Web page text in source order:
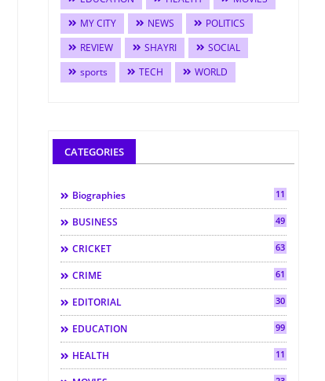
MY CITY
NEWS
POLITICS
REVIEW
SHAYRI
SOCIAL
sports
TECH WORLD
CATEGORIES
Biographies 11
BUSINESS 49
CRICKET 63
CRIME 61
EDITORIAL 30
EDUCATION 99
HEALTH 11